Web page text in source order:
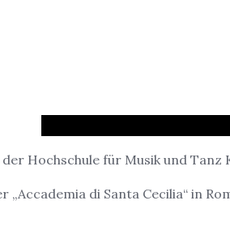
Hochschule für Musik und
di Santa Cecilia“ in